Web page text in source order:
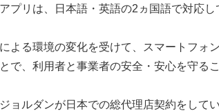
プリは、日本語・英語の2ヵ国語で対応し
よる環境の変化を受けて、スマートフォ
で、利用者と事業者の安全・安心を守る
ョルダンが日本での総代理店契約をして